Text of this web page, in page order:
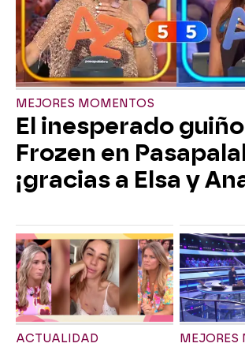
MEJORES MOMENTOS
El inesperado
Frozen en
¡gracias a Elsa y
ACTUALIDAD MEJORES